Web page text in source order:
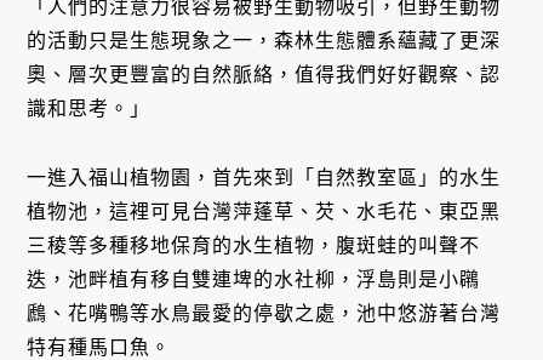
「人們的注意力很容易被野生動物吸引，但野生動物
的活動只是生態現象之一，森林生態體系蘊藏了更深
奧、層次更豐富的自然脈絡，值得我們好好觀察、認
識和思考。」
一進入福山植物園，首先來到「自然教室區」的水生
植物池，這裡可見台灣萍蓬草、芡、水毛花、東亞黑
三稜等多種移地保育的水生植物，腹斑蛙的叫聲不
迭，池畔植有移自雙連埤的水社柳，浮島則是小鸊
鷉、花嘴鴨等水鳥最愛的停歇之處，池中悠游著台灣
特有種馬口魚。